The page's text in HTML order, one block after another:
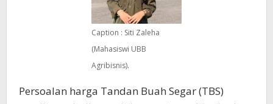
Caption : Siti Zaleha
(Mahasiswi UBB
Agribisnis).
Persoalan harga Tandan Buah Segar (TBS)